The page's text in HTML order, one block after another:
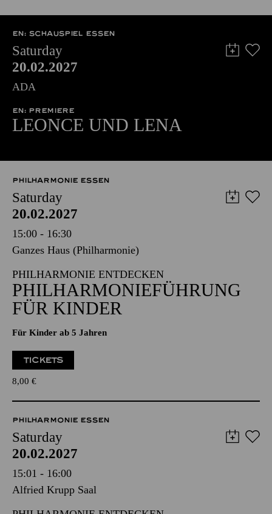
EN: SCHAUSPIEL ESSEN
Saturday
20.02.2027
ADA
EN: PREMIERE
LEONCE UND LENA
PHILHARMONIE ESSEN
Saturday
20.02.2027
15:00 - 16:30
Ganzes Haus (Philharmonie)
PHILHARMONIE ENTDECKEN
PHILHARMONIEFÜHRUNG
FÜR KINDER
Für Kinder ab 5 Jahren
TICKETS
8,00 €
PHILHARMONIE ESSEN
Saturday
20.02.2027
15:01 - 16:00
Alfried Krupp Saal